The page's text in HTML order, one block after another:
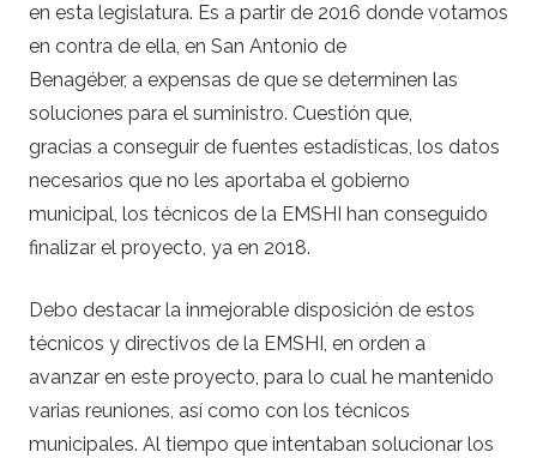
en esta legislatura. Es a partir de 2016 donde votamos
en contra de ella, en San Antonio de
Benagéber, a expensas de que se determinen las
soluciones para el suministro. Cuestión que,
gracias a conseguir de fuentes estadísticas, los datos
necesarios que no les aportaba el gobierno
municipal, los técnicos de la EMSHI han conseguido
finalizar el proyecto, ya en 2018.
Debo destacar la inmejorable disposición de estos
técnicos y directivos de la EMSHI, en orden a
avanzar en este proyecto, para lo cual he mantenido
varias reuniones, así como con los técnicos
municipales. Al tiempo que intentaban solucionar los